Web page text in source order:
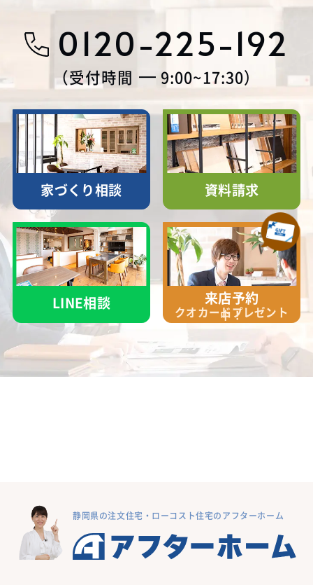
0120-225-192
受付時間 9:00~17:30
家づくり相談 資料請求
LINE相談 来店予約
クオカードプレゼント
中！
静岡県の注文住宅・ローコスト住宅のアフターホーム